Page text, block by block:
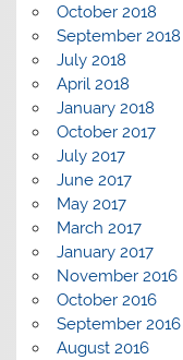
October 2018
September 2018
July 2018
April 2018
January 2018
October 2017
July 2017
June 2017
May 2017
March 2017
January 2017
November 2016
October 2016
September 2016
August 2016